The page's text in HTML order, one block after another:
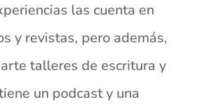
las cuenta en
y revistas, pero además,
talleres de escritura y
un podcast y una